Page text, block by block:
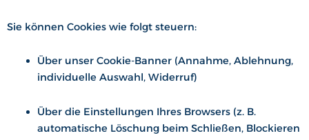
Sie können Cookies wie folgt steuern:
Über unser Cookie-Banner (Annahme, Ablehnung,
individuelle Auswahl, Widerruf)
Über die Einstellungen Ihres Browsers (z. B.
automatische Löschung beim Schließen, Blockieren